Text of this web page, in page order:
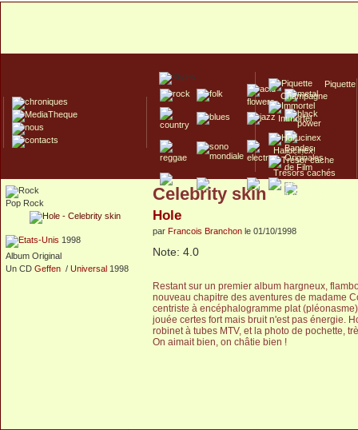
Piquette
Champagne
Immortel
Hallucinex!
Trésors cachés
Culte/Collector
Pop Rock
1998
Album Original
Un CD Geffen / Universal 1998
Celebrity skin
Hole
par Francois Branchon le 01/10/1998
Note: 4.0
Restant sur un premier album hargneux,
nouveau chapitre des aventures de madame
centriste à encéphalogramme plat
jouée certes fort mais bruit n'est pas énergie.
robinet à tubes MTV, et la photo de pochette,
On aimait bien, on châtie bien !